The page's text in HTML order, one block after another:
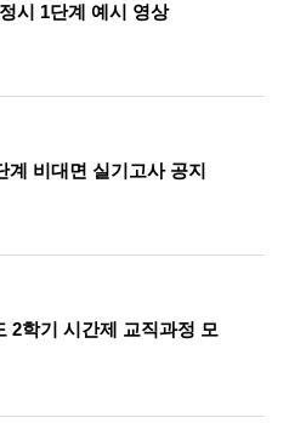
시 1단계 예시 영상
비대면 실기고사 공지
2학기 시간제 교직과정 모